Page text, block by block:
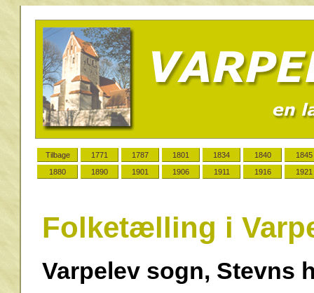
Tilbage 1771 1787 1801 1834 1840
1845
1880
1890 1901 1906 1911 1916 1921
Folketælling i
Varpelev sogn, Stevns